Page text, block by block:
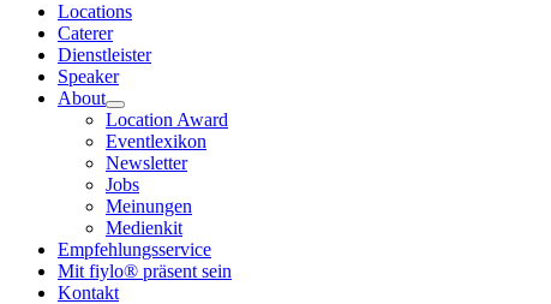
Locations
Caterer
Dienstleister
Speaker
About
Location Award
Eventlexikon
Newsletter
Jobs
Meinungen
Medienkit
Empfehlungsservice
Mit fiylo® präsent sein
Kontakt